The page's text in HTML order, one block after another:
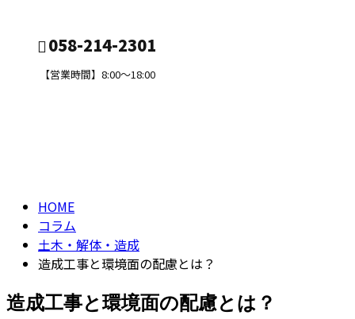
058-214-2301
【営業時間】8:00～18:00
HOME
コラム
土木・解体・造成
造成工事と環境面の配慮とは？
造成工事と環境面の配慮とは？